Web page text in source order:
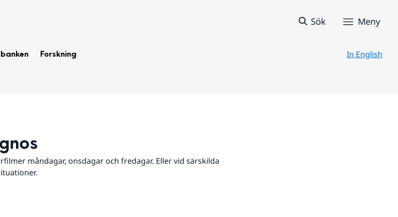
Sök Meny
Forskning In English
måndagar, onsdagar och fredagar. Eller vid särskilda